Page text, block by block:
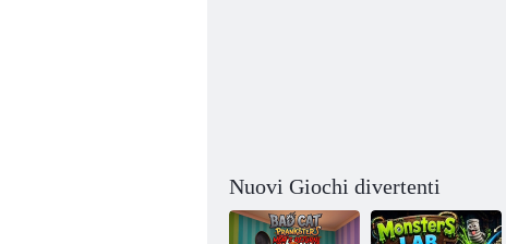
Nuovi Giochi divertenti